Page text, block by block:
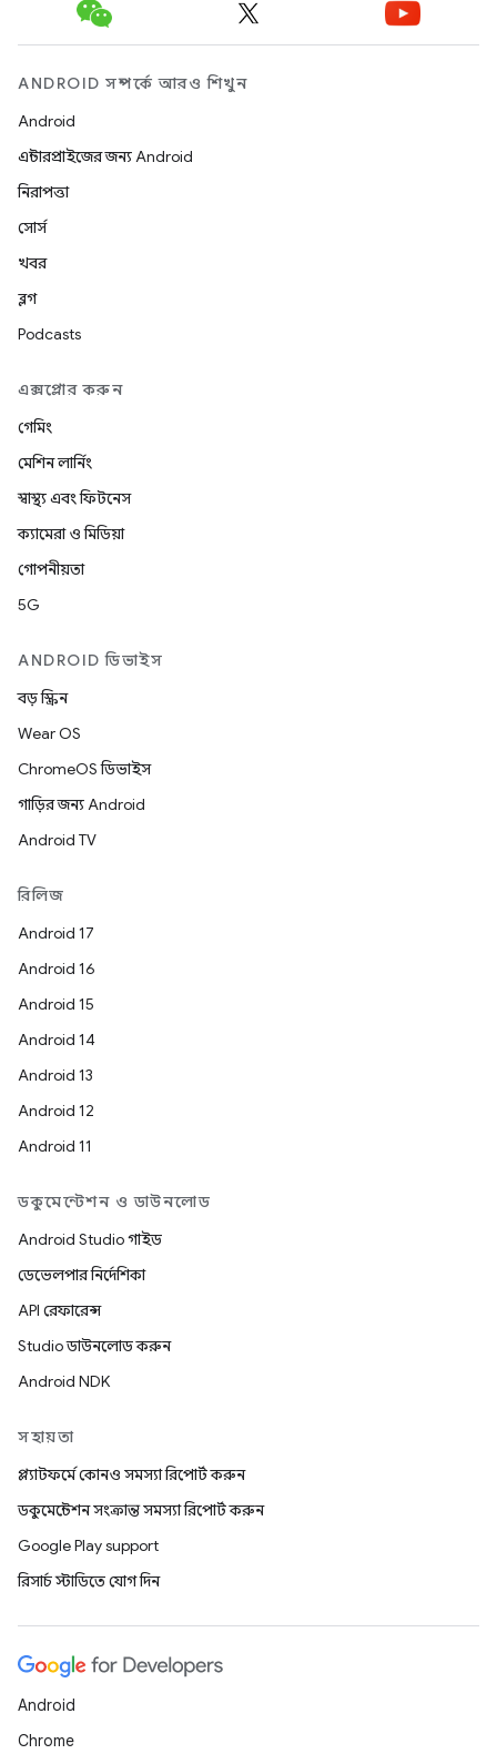
ANDROID সম্পর্কে আরও শিখুন
Android
এন্টারপ্রাইজের জন্য Android
নিরাপত্তা
সোর্স
খবর
ব্লগ
Podcasts
এক্সপ্লোর করুন
গেমিং
মেশিন লার্নিং
স্বাস্থ্য এবং ফিটনেস
ক্যামেরা ও মিডিয়া
গোপনীয়তা
5G
ANDROID ডিভাইস
বড় স্ক্রিন
Wear OS
ChromeOS ডিভাইস
গাড়ির জন্য Android
Android TV
রিলিজ
Android 17
Android 16
Android 15
Android 14
Android 13
Android 12
Android 11
ডকুমেন্টেশন ও ডাউনলোড
Android Studio গাইড
ডেভেলপার নির্দেশিকা
API রেফারেন্স
Studio ডাউনলোড করুন
Android NDK
সহায়তা
প্ল্যাটফর্মে কোনও সমস্যা রিপোর্ট করুন
ডকুমেন্টেশন সংক্রান্ত সমস্যা রিপোর্ট করুন
Google Play support
রিসার্চ স্টাডিতে যোগ দিন
Android
Chrome